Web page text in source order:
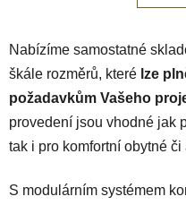
Nabízíme samostatné
škále rozměrů, které lze
požadavkům Vašeho
provedení jsou vhodné jak
tak i pro komfortní obytné
S modulárním systémem